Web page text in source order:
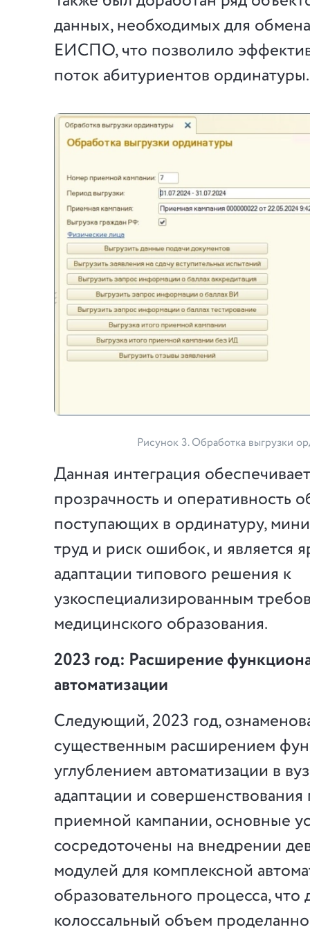
данных, необходимых для
ЕИСПО, что позволило
поток абитуриентов ординатуры.
Рисунок 3. Обработка выгрузки
Данная интеграция
прозрачность и оперативность
поступающих в ординатуру,
труд и риск ошибок, и является
адаптации типового решения к
узкоспециализированным
медицинского образования.
2023 год: Расширение
автоматизации
Следующий, 2023 год,
существенным расширением
углублением автоматизации в
адаптации и
приемной кампании, основные
сосредоточены на внедрении
модулей для комплексной
образовательного процесса,
колоссальный объем